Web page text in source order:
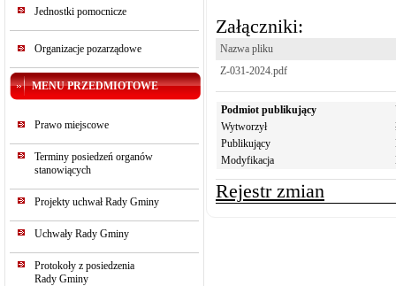
Jednostki pomocnicze
Organizacje pozarządowe
MENU PRZEDMIOTOWE
Prawo miejscowe
Terminy posiedzeń organów
stanowiących
Projekty uchwał Rady Gminy
Uchwały Rady Gminy
Protokoły z posiedzenia
Rady Gminy
Załączniki:
Nazwa pliku
Z-031-2024.pdf
Podmiot publikujący
Wytworzył
Publikujący
Modyfikacja
Rejestr zmian